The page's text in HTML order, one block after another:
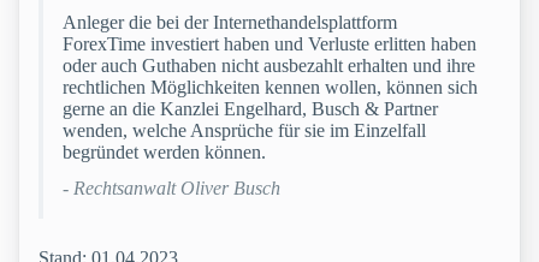
Anleger die bei der Internethandelsplattform
ForexTime investiert haben und Verluste erlitten haben
oder auch Guthaben nicht ausbezahlt erhalten und ihre
rechtlichen Möglichkeiten kennen wollen, können sich
gerne an die Kanzlei Engelhard, Busch & Partner
wenden, welche Ansprüche für sie im Einzelfall
begründet werden können.
- Rechtsanwalt Oliver Busch